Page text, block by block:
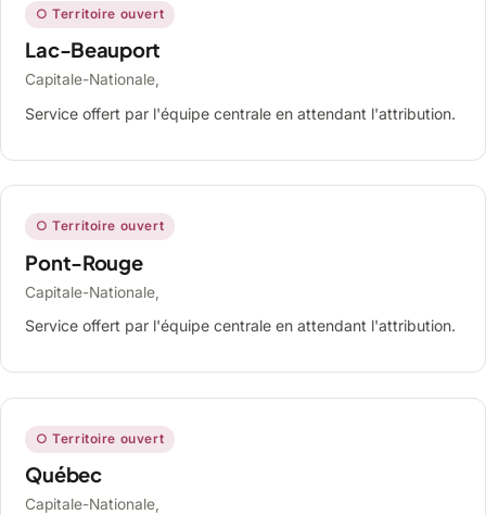
○ Territoire ouvert
Lac-Beauport
Capitale-Nationale,
Service offert par l'équipe centrale en attendant l'attribution.
○ Territoire ouvert
Pont-Rouge
Capitale-Nationale,
Service offert par l'équipe centrale en attendant l'attribution.
○ Territoire ouvert
Québec
Capitale-Nationale,